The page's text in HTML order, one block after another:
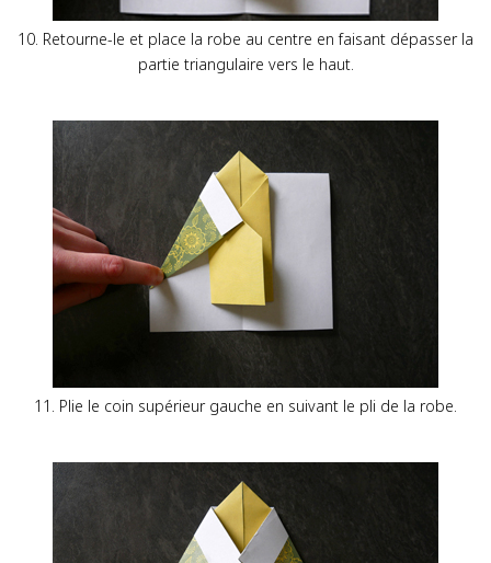
10. Retourne-le et place la robe au centre en faisant dépasser la
partie triangulaire vers le haut.
11. Plie le coin supérieur gauche en suivant le pli de la robe.